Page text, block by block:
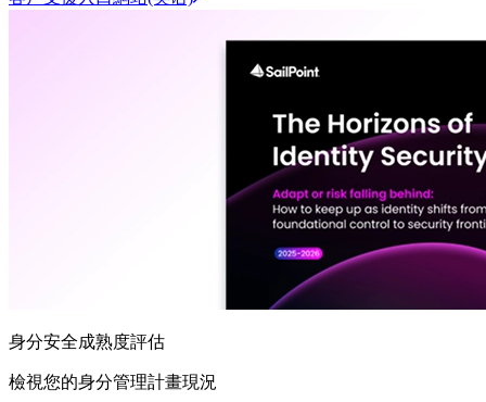
身分安全成熟度評估
檢視您的身分管理計畫現況